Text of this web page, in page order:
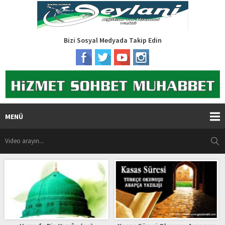
Bizi Sosyal Medyada Takip Edin
MENÜ